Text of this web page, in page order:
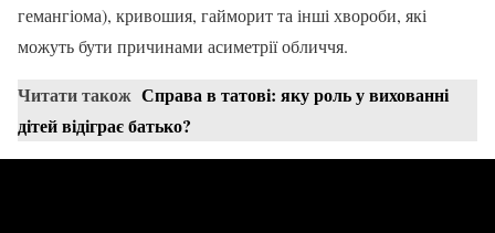
гемангіома), кривошия, гайморит та інші хвороби, які
можуть бути причинами асиметрії обличчя.
Читати також Справа в татові: яку роль у вихованні
дітей відіграє батько?